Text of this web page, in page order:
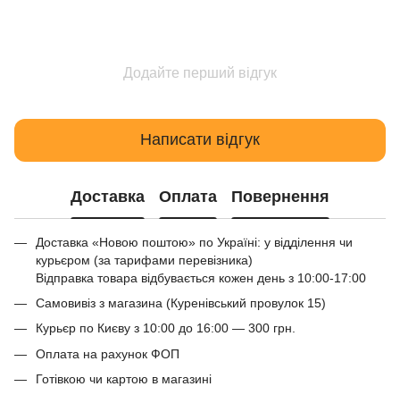
Додайте перший відгук
Написати відгук
Доставка Оплата Повернення
Доставка «Новою поштою» по Україні: у відділення чи
курьєром (за тарифами перевізника)
Відправка товара відбувається кожен день з 10:00-17:00
Самовивіз з магазина (Куренівський провулок 15)
Курьєр по Києву з 10:00 до 16:00 — 300 грн.
Оплата на рахунок ФОП
Готівкою чи картою в магазині